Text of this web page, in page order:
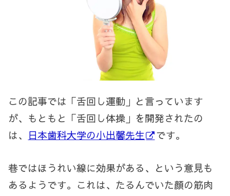
この記事では「舌回し運動」と言っています
が、もともと「舌回し体操」を開発されたの
は、 日本歯科大学の小出馨先生 です。
巷ではほうれい線に効果がある、という意見も
あるようです。これは、たるんでいた顔の筋肉